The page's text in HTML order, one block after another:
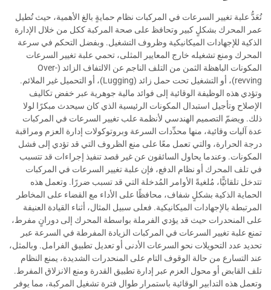
تُعَدُّ علبة تغيير السرعات في المركبات نظام حمايةٍ بالغ الأهمية، حيث تُطيل
عمر المحرك بشكلٍ كبير وتحافظ على صحة المركبة ككل من خلال الإدارة
الذكية للإجهادات الميكانيكية وظروف التشغيل. وبفضل التحكم في سرعة
المحرك ومنع تشغيله خارج المعايير المثلى، تحمي علبة تغيير السرعات
المكونات الباهظة الثمن من التلف الناجم عن الالتفاف الزائد (Over-
revving)، أو التشغيل تحت حمل زائد (Lugging)، أو التحميل غير الملائم.
وتؤدي هذه الوظيفة الوقائية إلى فوائد مالية جوهرية عبر خفض تكاليف
الإصلاح وتأجيل استبدال المكونات الرئيسية الذي كان سيحدث مبكرًا لولا
ذلك. ويضمّ التصميم الهندسي لأنظمة علب تغيير السرعات في المركبات
عدة آليات وقائية، منها محدِّدات السرعة وبروتوكولات إدارة العزم ومراقبة
درجة الحرارة، والتي تعمل معًا على منع الظروف التي قد تؤدي إلى فشل
المكونات. وعندما يحاول السائقون عن غير قصد تنفيذ إجراءات قد تتسبب
في تلف المحرك أو نظام الدفع، فإن علبة تغيير السرعات في المركبات
تتدخل تلقائيًّا، مُلغيةً الأوامر المُدخلة التي قد تسبب ضررًا. وتعمل هذه
الحماية الذكية بشكلٍ شفاف، محافظًا على الأداء مع القضاء على المخاطر
المرتبطة بالإجهادات الميكانيكية. فعلى سبيل المثال، أثناء القيادة العنيفة
على المنحدرات حيث قد يؤدي الفرملة بواسطة المحرك إلى دورانٍ مفرط،
تمنع علبة تغيير السرعات في المركبات الزيادة المفرطة في السرعة عبر
تحديد عدد التحويلات نحو السرعات الأدنى أو تعديل تطبيق الفرامل. وبالمثل،
عند التسارع من حالة الوقوف التام على المنحدرات الشديدة، يمنع النظام
تلف القابض أو محول العزم عبر إدارة تطبيق القدرة ومنع الانزلاق المفرط.
وتعمل هذه التدابير الوقائية باستمرار طوال فترة تشغيل المركبة، مما يوفر